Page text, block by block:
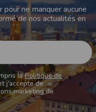
Train Station à
Train Station
Mlynske Nivy Bus
Airport Terminal
Most SNP à
Terminal 1
ne manquer aucune
de nos actualités en
laPolitique de
j'accepte de
marketing de